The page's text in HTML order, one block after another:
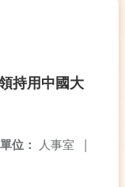
持用中國大
位： 人事室 |